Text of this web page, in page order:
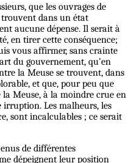
que les ouvrages de
dans un état
aucune dépense. Il serait à
en tirer cette conséquence;
vous affirmer, sans crainte
du gouvernement, qu’en
la Meuse se trouvent, dans
et que, pour peu que
la Meuse, à la moindre crue en
Les malheurs, les
sont incalculables ; ce serait
de différentes
dépeignent leur position